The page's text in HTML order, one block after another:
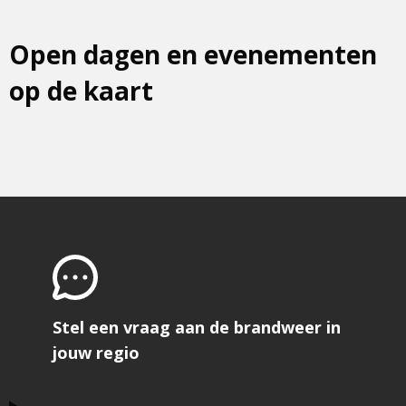
Open dagen en evenementen
op de kaart
Stel een vraag aan de brandweer in
jouw regio